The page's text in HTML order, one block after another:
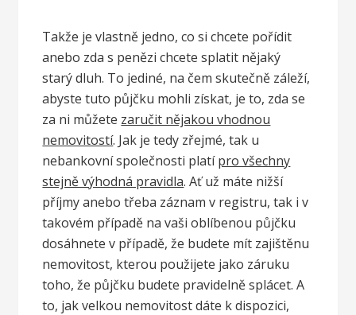
Takže je vlastně jedno, co si chcete pořídit
anebo zda s penězi chcete splatit nějaký
starý dluh. To jediné, na čem skutečně záleží,
abyste tuto půjčku mohli získat, je to, zda se
za ni můžete zaručit nějakou vhodnou
nemovitostí. Jak je tedy zřejmé, tak u
nebankovní společnosti platípro všechny
stejně výhodná pravidla. Ať už máte nižší
příjmy anebo třeba záznam v registru, tak i v
takovém případě na vaši oblíbenou půjčku
dosáhnete v případě, že budete mít zajištěnu
nemovitost, kterou použijete jako záruku
toho, že půjčku budete pravidelně splácet. A
to, jak velkou nemovitost dáte k dispozici,